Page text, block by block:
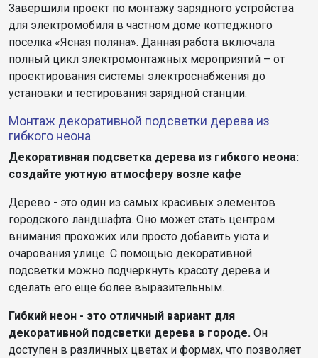
Завершили проект по монтажу зарядного устройства
для электромобиля в частном доме коттеджного
поселка «Ясная поляна». Данная работа включала
полный цикл электромонтажных мероприятий – от
проектирования системы электроснабжения до
установки и тестирования зарядной станции.
Монтаж декоративной подсветки дерева из
гибкого неона
Декоративная подсветка дерева из гибкого неона:
создайте уютную атмосферу возле кафе
Дерево - это один из самых красивых элементов
городского ландшафта. Оно может стать центром
внимания прохожих или просто добавить уюта и
очарования улице. С помощью декоративной
подсветки можно подчеркнуть красоту дерева и
сделать его еще более выразительным.
Гибкий неон - это отличный вариант для
декоративной подсветки дерева в городе. Он
доступен в различных цветах и формах, что позволяет